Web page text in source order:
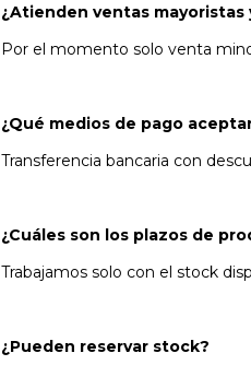
¿Atienden ventas mayoristas
Por el momento solo venta
¿Qué medios de pago
Transferencia bancaria con
¿Cuáles son los plazos de
Trabajamos solo con el stock
¿Pueden reservar stock?